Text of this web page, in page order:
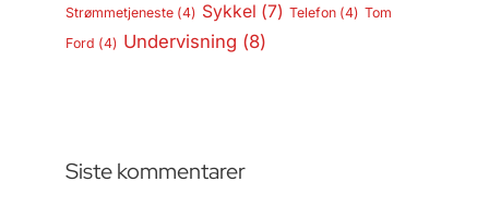
Strømmetjeneste(4) Sykkel (7) Telefon(4) Tom
Ford (4) Undervisning (8)
Siste kommentarer